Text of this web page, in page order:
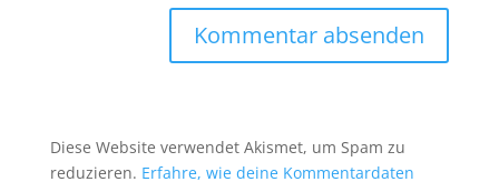
Diese Website verwendet Akismet, um Spam zu
reduzieren. Erfahre, wie deine Kommentardaten